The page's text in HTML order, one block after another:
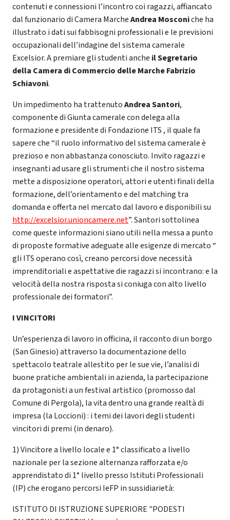
contenuti e connessioni l’incontro coi ragazzi, affiancato
dal funzionario di Camera MarcheAndrea Mosconiche ha
illustrato i dati sui fabbisogni professionali e le previsioni
occupazionali dell’indagine del sistema camerale
Excelsior. A premiare gli studenti anche il Segretario
della Camera di Commercio delle Marche Fabrizio
Schiavoni.
Un impedimento ha trattenutoAndrea Santori,
componente di Giunta camerale con delega alla
formazione e presidente di Fondazione ITS , il quale fa
sapere che “il ruolo informativo del sistema camerale è
prezioso e non abbastanza conosciuto. Invito ragazzi e
insegnanti ad usare gli strumenti che il nostro sistema
mette a disposizione operatori, attori e utenti finali della
formazione, dell’orientamento e del matching tra
domanda e offerta nel mercato dal lavoro e disponibili su
http://excelsior.unioncamere.net”. Santori sottolinea
come queste informazioni siano utili nella messa a punto
di proposte formative adeguate alle esigenze di mercato “
gli ITS operano così, creano percorsi dove necessità
imprenditoriali e aspettative die ragazzi si incontrano: e la
velocità della nostra risposta si coniuga con alto livello
professionale dei formatori”.
I VINCITORI
Un’esperienza di lavoro in officina, il racconto di un borgo
(San Ginesio) attraverso la documentazione dello
spettacolo teatrale allestito per le sue vie, l’analisi di
buone pratiche ambientali in azienda, la partecipazione
da protagonisti a un festival artistico (promosso dal
Comune di Pergola), la vita dentro una grande realtà di
impresa (la Loccioni) : i temi dei lavori degli studenti
vincitori di premi (in denaro).
1) Vincitore a livello locale e 1° classificato a livello
nazionale per la sezione alternanza rafforzata e/o
apprendistato di 1° livello presso Istituti Professionali
(IP) che erogano percorsi IeFP in sussidiarietà:
ISTITUTO DI ISTRUZIONE SUPERIORE "PODESTI